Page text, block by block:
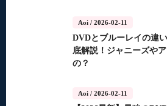
Aoi/ 2026-02-11
DVDとブルーレイの違
底解説！ジャニーズや
の？
Aoi/ 2026-02-11